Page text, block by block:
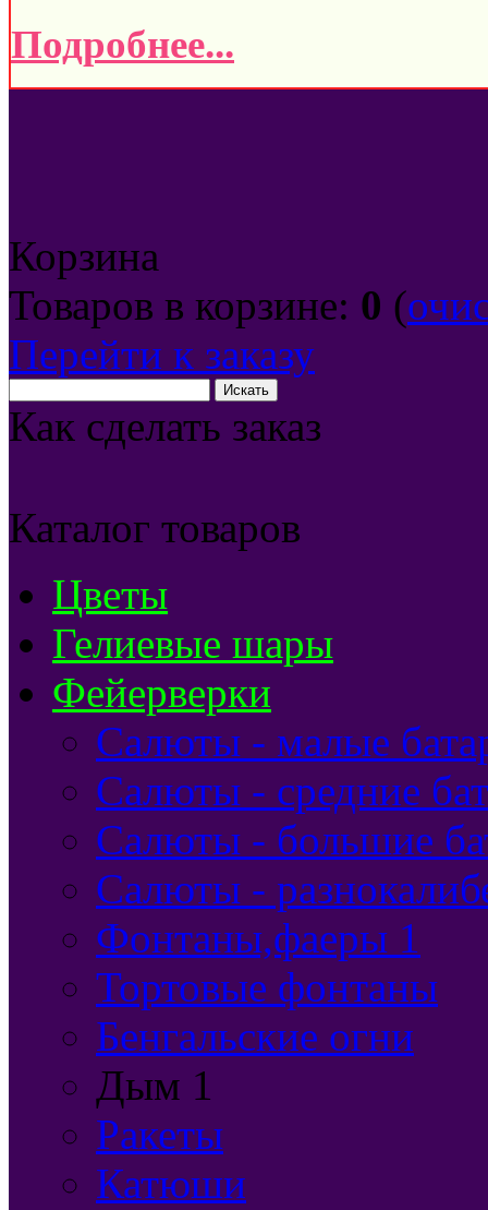
Подробнее...
Корзина
Товаров в корзине: 0 (
Перейти к заказу
Как сделать заказ
Каталог товаров
Цветы
Гелиевые шары
Фейерверки
Салюты - малые
Салюты - средние
Салюты - большие
Салюты -
Фонтаны,фаеры 1
Тортовые фонтаны
Бенгальские огни
Дым 1
Ракеты
Катюши